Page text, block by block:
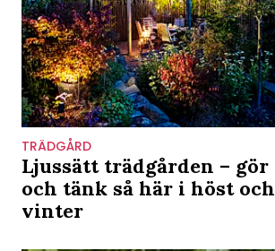
TRÄDGÅRD
Ljussätt trädgården – gör
och tänk så här i höst och
vinter